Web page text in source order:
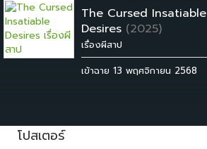
The Cursed Insatiable
Desires (2025)
เรื่องผีสาป
เข้าฉาย 13 พฤศจิกายน 2568
โปสเตอร์